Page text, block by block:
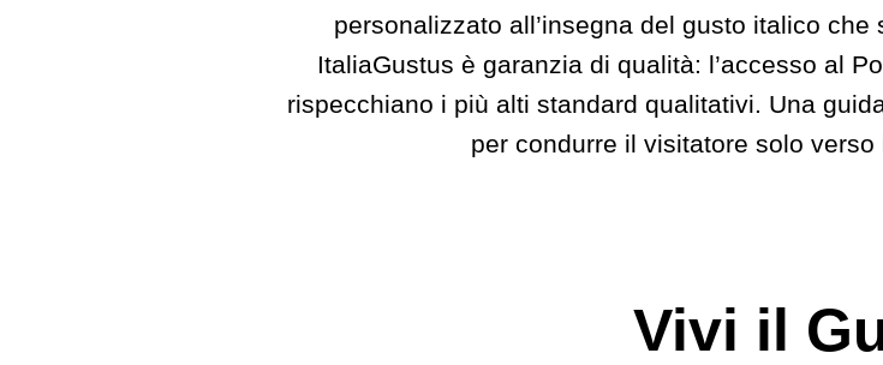
personalizzato all’insegna del gusto italico che
ItaliaGustus è garanzia di qualità: l’accesso al
rispecchiano i più alti standard qualitativi. Una
per condurre il visitatore solo
Vivi il